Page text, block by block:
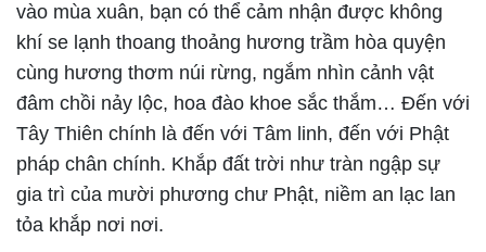
vào mùa xuân, bạn có thể cảm nhận được không
khí se lạnh thoang thoảng hương trầm hòa quyện
cùng hương thơm núi rừng, ngắm nhìn cảnh vật
đâm chồi nảy lộc, hoa đào khoe sắc thắm… Đến với
Tây Thiên chính là đến với Tâm linh, đến với Phật
pháp chân chính. Khắp đất trời như tràn ngập sự
gia trì của mười phương chư Phật, niềm an lạc lan
tỏa khắp nơi nơi.